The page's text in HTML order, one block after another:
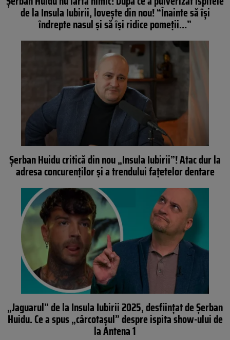
de la Insula Iubirii, lovește din nou! “Înainte să își
îndrepte nasul şi să își ridice pomeții…”
Șerban Huidu critică din nou „Insula Iubirii”! Atac dur la
adresa concurenților și a trendului fațetelor dentare
„Jaguarul” de la Insula Iubirii 2025, desființat de Șerban
Huidu. Ce a spus „cârcotașul” despre ispita show-ului de
la Antena 1